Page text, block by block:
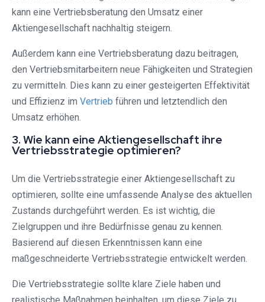
kann eine Vertriebsberatung den Umsatz einer
Aktiengesellschaft nachhaltig steigern.
Außerdem kann eine Vertriebsberatung dazu beitragen,
den Vertriebsmitarbeitern neue Fähigkeiten und Strategien
zu vermitteln. Dies kann zu einer gesteigerten Effektivität
und Effizienz im Vertrieb führen und letztendlich den
Umsatz erhöhen.
3. Wie kann eine Aktiengesellschaft ihre
Vertriebsstrategie optimieren?
Um die Vertriebsstrategie einer Aktiengesellschaft zu
optimieren, sollte eine umfassende Analyse des aktuellen
Zustands durchgeführt werden. Es ist wichtig, die
Zielgruppen und ihre Bedürfnisse genau zu kennen.
Basierend auf diesen Erkenntnissen kann eine
maßgeschneiderte Vertriebsstrategie entwickelt werden.
Die Vertriebsstrategie sollte klare Ziele haben und